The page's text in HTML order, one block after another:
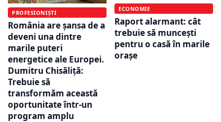
PROFESIONIȘTI
România are șansa de a
deveni una dintre
marile puteri
energetice ale Europei.
Dumitru Chisăliță:
Trebuie să
transformăm această
oportunitate într-un
program amplu
ECONOMIE
Raport alarmant: cât
trebuie să muncești
pentru o casă în marile
orașe